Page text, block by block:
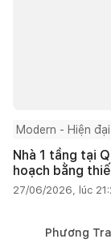
Modern - Hiện đại
Nhà 1 tầng tại
hoạch bằng
27/06/2026, lúc
Phương